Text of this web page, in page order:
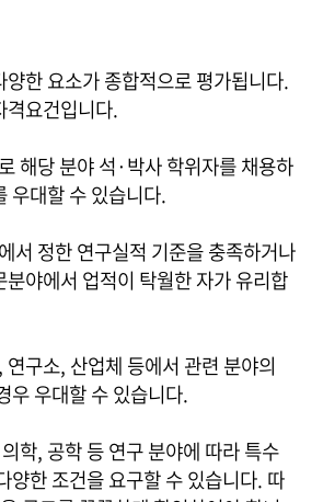
한 요소가 종합적으로 평가됩니다.
격요건입니다.
해당 분야 석·박사 학위자를 채용하
우대할 수 있습니다.
정한 연구실적 기준을 충족하거나
야에서 업적이 탁월한 자가 유리합
구소, 산업체 등에서 관련 분야의
우 우대할 수 있습니다.
학, 공학 등 연구 분야에 따라 특수
양한 조건을 요구할 수 있습니다. 따